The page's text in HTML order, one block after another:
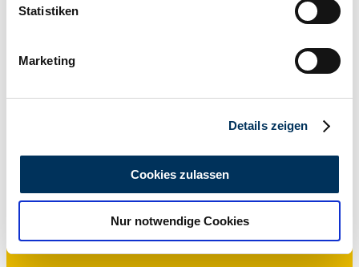
können
bestimmten Merkmalen (Fingerprinting) identifizieren
Erfahren Sie mehr darüber, wie Ihre persönlichen Daten
analysieren. Außerdem geben wir Informationen zu Ihrer
Verwendung unserer Website an unsere Partner für
soziale Medien, Werbung und Analysen weiter. Unsere
Statistiken
Marketing
Details zeigen
Cookies zulassen
Nur notwendige Cookies
Power (kW/hp)